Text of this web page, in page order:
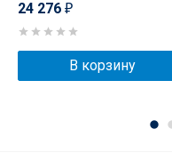
24 276 ₽
В корзину